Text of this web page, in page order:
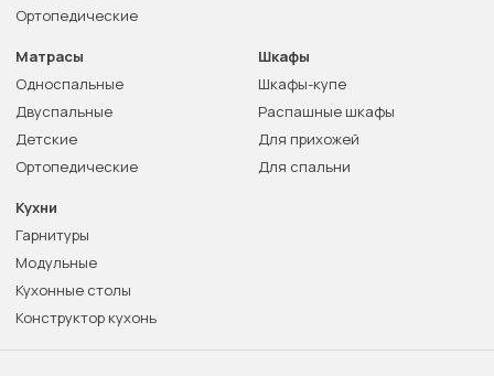
Ортопедические
Матрасы
Односпальные
Двуспальные
Детские
Ортопедические
Шкафы
Шкафы-купе
Распашные шкафы
Для прихожей
Для спальни
Кухни
Гарнитуры
Модульные
Кухонные столы
Конструктор кухонь